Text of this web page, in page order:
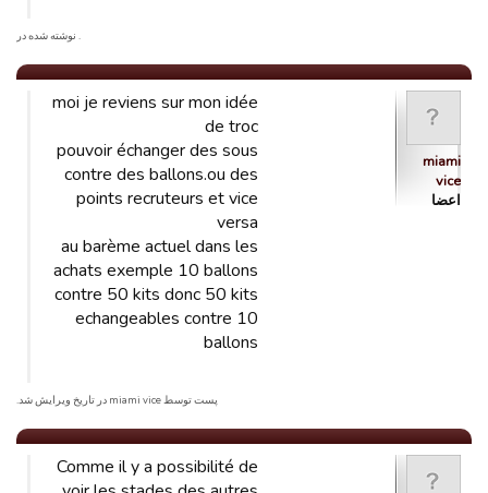
. نوشته شده در
miami
vice
اعضا
moi je reviens sur mon idée
de troc
pouvoir échanger des sous
contre des ballons.ou des
points recruteurs et vice
versa
au barème actuel dans les
achats exemple 10 ballons
contre 50 kits donc 50 kits
echangeables contre 10
ballons
پست توسط miami vice در تاریخ ویرایش شد.
Comme il y a possibilité de